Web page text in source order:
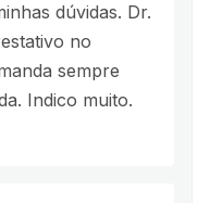
dúvidas. Dr.
no
sempre
Indico muito.